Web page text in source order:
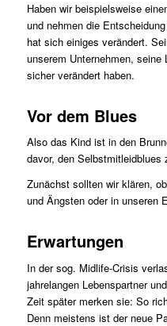
Haben wir beispielsweise
und nehmen die
hat sich einiges verändert.
unserem Unternehmen,
sicher verändert haben.
Vor dem Blues
Also das Kind ist in den
davor, den
Zunächst sollten wir klären,
und Ängsten oder in unseren
Erwartungen
In der sog. Midlife-Crisis
jahrelangen Lebenspartner
Zeit später merken sie: So
Denn meistens ist der neue